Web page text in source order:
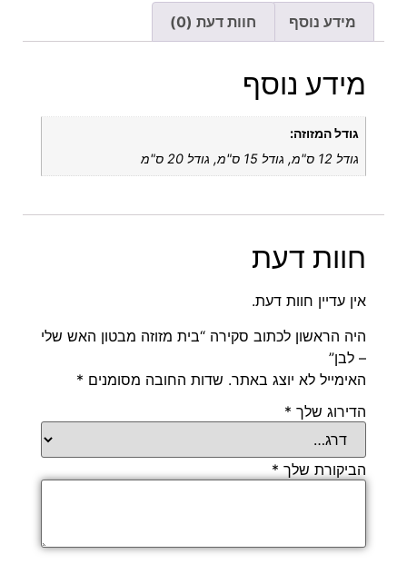
מידע נוסף חוות דעת (0)
מידע נוסף
גודל המזוזה:
גודל 12 ס"מ, גודל 15 ס"מ, גודל 20 ס"מ
חוות דעת
אין עדיין חוות דעת.
היה הראשון לכתוב סקירה “בית מזוזה מבטון האש שלי
– לבן”
האימייל לא יוצג באתר. שדות החובה מסומנים *
הדירוג שלך *
הביקורת שלך *